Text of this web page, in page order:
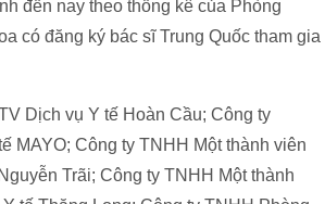
đến nay theo thống kê của Phòng
có đăng ký bác sĩ Trung Quốc tham gia
Dịch vụ Y tế Hoàn Cầu; Công ty
MAYO; Công ty TNHH Một thành viên
Trãi; Công ty TNHH Một thành